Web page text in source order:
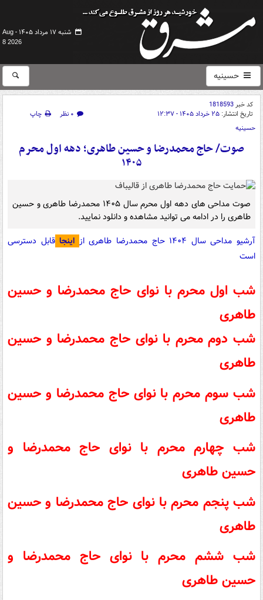
شنبه ۱۷ مرداد ۱۴۰۵ -
Aug
8 2026
حسینیه
کد خبر1818593
تاریخ انتشار: ۲۵ خرداد ۱۴۰۵ - ۱۲:۳۷ ۰ نظر
چاپ
حسینیه
صوت/ حاج محمدرضا و حسین طاهری؛ دهه اول محرم
۱۴۰۵
صوت مداحی های دهه اول محرم سال ۱۴۰۵ محمدرضا طاهری و حسین
طاهری را در ادامه می توانید مشاهده و دانلود نمایید.
آرشیو مداحی سال ۱۴۰۴ حاج محمدرضا طاهری از
اینجا قابل دسترسی
است
شب اول محرم با نوای حاج محمدرضا و حسین
طاهری
شب دوم محرم با نوای حاج محمدرضا و حسین
طاهری
شب سوم محرم با نوای حاج محمدرضا و حسین
طاهری
شب چهارم محرم با نوای حاج محمدرضا و
حسین طاهری
شب پنجم محرم با نوای حاج محمدرضا و حسین
طاهری
شب ششم محرم با نوای حاج محمدرضا و
حسین طاهری